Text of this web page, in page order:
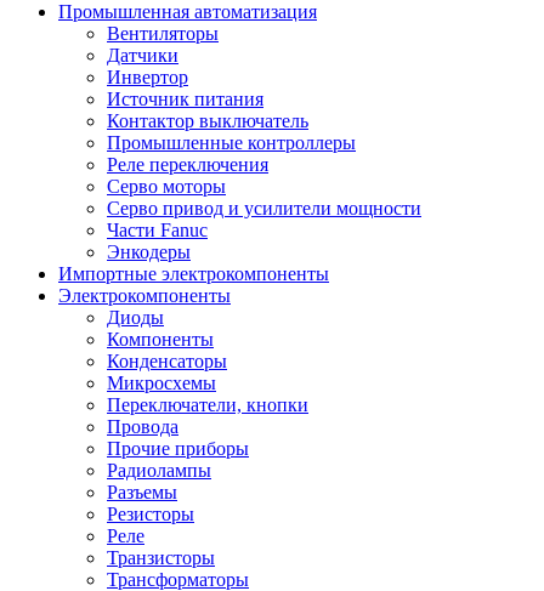
Промышленная автоматизация
Вентиляторы
Датчики
Инвертор
Источник питания
Контактор выключатель
Промышленные контроллеры
Реле переключения
Серво моторы
Серво привод и усилители мощности
Части Fanuc
Энкодеры
Импортные электрокомпоненты
Электрокомпоненты
Диоды
Компоненты
Конденсаторы
Микросхемы
Переключатели, кнопки
Провода
Прочие приборы
Радиолампы
Разъемы
Резисторы
Реле
Транзисторы
Трансформаторы